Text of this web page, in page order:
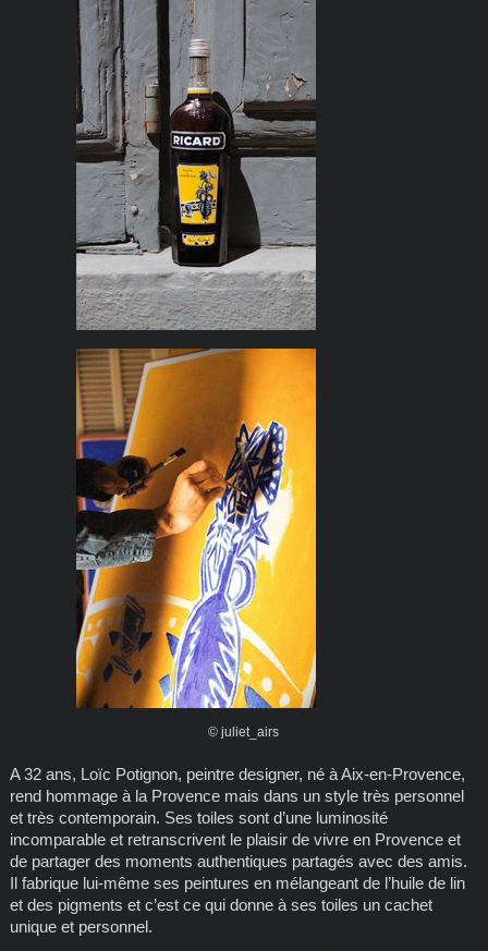
© juliet_airs
A 32 ans, Loïc Potignon, peintre designer, né à Aix-en-Provence,
rend hommage à la Provence mais dans un style très personnel
et très contemporain. Ses toiles sont d’une luminosité
incomparable et retranscrivent le plaisir de vivre en Provence et
de partager des moments authentiques partagés avec des amis.
Il fabrique lui-même ses peintures en mélangeant de l’huile de lin
et des pigments et c’est ce qui donne à ses toiles un cachet
unique et personnel.